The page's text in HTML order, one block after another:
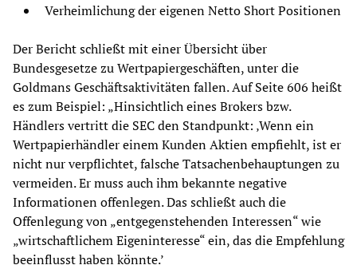
Verheimlichung der eigenen Netto Short Positionen
Der Bericht schließt mit einer Übersicht über
Bundesgesetze zu Wertpapiergeschäften, unter die
Goldmans Geschäftsaktivitäten fallen. Auf Seite 606 heißt
es zum Beispiel: „Hinsichtlich eines Brokers bzw.
Händlers vertritt die SEC den Standpunkt: ‚Wenn ein
Wertpapierhändler einem Kunden Aktien empfiehlt, ist er
nicht nur verpflichtet, falsche Tatsachenbehauptungen zu
vermeiden. Er muss auch ihm bekannte negative
Informationen offenlegen. Das schließt auch die
Offenlegung von „entgegenstehenden Interessen“ wie
„wirtschaftlichem Eigeninteresse“ ein, das die Empfehlung
beeinflusst haben könnte.’